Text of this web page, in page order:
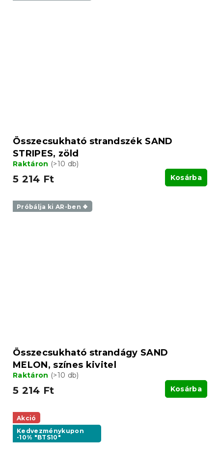
Összecsukható strandszék SAND
STRIPES, zöld
Raktáron (>10 db)
5 214 Ft Kosárba
Próbálja ki AR-ben ❖
Összecsukható strandágy SAND
MELON, színes kivitel
Raktáron (>10 db)
5 214 Ft Kosárba
Akció
Kedvezménykupon
-10% "BTS10"